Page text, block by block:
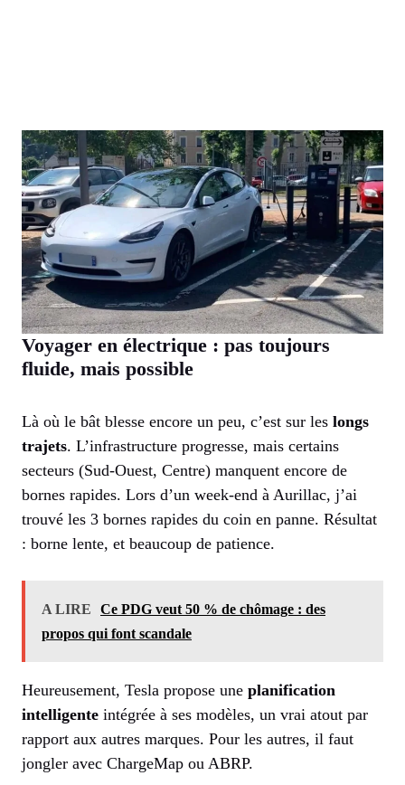
Voyager en électrique : pas toujours
fluide, mais possible
Là où le bât blesse encore un peu, c’est sur les longs
trajets. L’infrastructure progresse, mais certains
secteurs (Sud-Ouest, Centre) manquent encore de
bornes rapides. Lors d’un week-end à Aurillac, j’ai
trouvé les 3 bornes rapides du coin en panne. Résultat
: borne lente, et beaucoup de patience.
A LIRE
Ce PDG veut 50 % de chômage : des
propos qui font scandale
Heureusement, Tesla propose une planification
intelligente intégrée à ses modèles, un vrai atout par
rapport aux autres marques. Pour les autres, il faut
jongler avec ChargeMap ou ABRP.